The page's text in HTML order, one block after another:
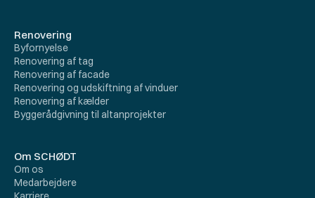
Renovering
Byfornyelse
Renovering af tag
Renovering af facade
Renovering og udskiftning af vinduer
Renovering af kælder
Byggerådgivning til altanprojekter
Om SCHØDT
Om os
Medarbejdere